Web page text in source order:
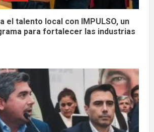
el talento local con IMPULSO, un
para fortalecer las industrias